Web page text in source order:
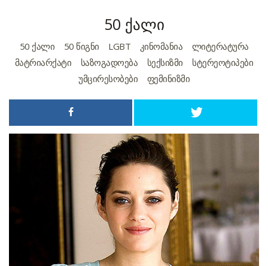
50 ქალი
50 ᲥᲐᲚᲘ 50 ᲬᲘᲒᲜᲘ LGBT ᲙᲘᲜᲝᲛᲐᲜᲘᲐ
ᲚᲘᲢᲔᲠᲐᲢᲣᲠᲐ
ᲛᲐᲢᲠᲘᲐᲠᲥᲐᲢᲘ
ᲡᲐᲖᲝᲒᲐᲓᲝᲔᲑᲐ ᲡᲔᲥᲡᲘᲖᲛᲘ
ᲡᲢᲔᲠᲔᲝᲢᲘᲞᲔᲑᲘ
ᲣᲛᲪᲘᲠᲔᲡᲝᲑᲔᲑᲘ
ᲤᲔᲛᲘᲜᲘᲖᲛᲘ